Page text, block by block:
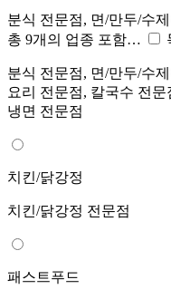
분식 전문점, 면/만두/수
총 9개의 업종 포함…
분식 전문점, 면/만두/수
요리 전문점, 칼국수 전
냉면 전문점
치킨/닭강정
치킨/닭강정 전문점
패스트푸드